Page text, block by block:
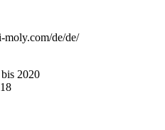
de/de/
2020